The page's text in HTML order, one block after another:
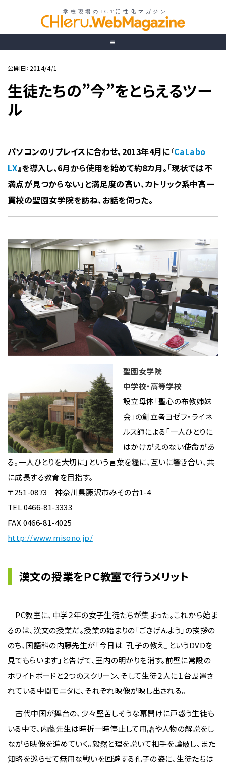
公開日：2014/4/1
生徒たちの”今”をとらえるツー
ル
パソコンのリプレイスに合わせ、2013年4月に『CaLabo
LX』を導入し、6月から使用を始めて約8カ月。「現状では不
満点が見つからない」と満足度の高い、カトリック系中高一
貫校の聖園女学院を訪ね、お話を伺った。
聖園女学院
中学校・高等学校
設立母体「聖心の布教姉妹
会」の創立者ヨゼフ・ライネ
ルス師による「一人ひとりに
はかけがえのない使命があ
る。一人ひとりを大切に」という言葉を糧に、互いに響き合い、共
に成長する教育を目指す。
〒251-0873 神奈川県藤沢市みその台1-4
TEL 0466-81-3333
FAX 0466-81-4025
http://www.misono.jp/
漢文の授業をＰＣ教室で行うメリット
PC教室に、中学２年の女子生徒たちが集まった。これから始ま
るのは、漢文の授業だ。授業の始まりの「ごきげんよう」の挨拶の
のち、国語科の内藤先生が「今日は『孔子の教え』というDVDを
見てもらいます」と告げて、室内の明かりを消す。前壁に常設の
ホワイトボードと２つのスクリーン、そして生徒２人に１台設置さ
れている中間モニタに、それぞれ映像が映し出される。
古代中国が舞台の、少々堅苦しそうな幕開けに戸惑う生徒も
いる中で、内藤先生は時折一時停止して用語や人物の解説をし
ながら映像を進めていく。毅然と理を説いて相手を論破し、また
知略を巡らせて無用な戦いを回避する孔子の姿に、生徒たちは